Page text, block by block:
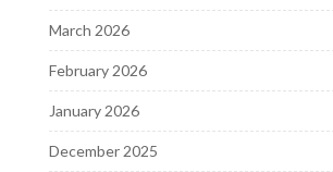
March 2026
February 2026
January 2026
December 2025